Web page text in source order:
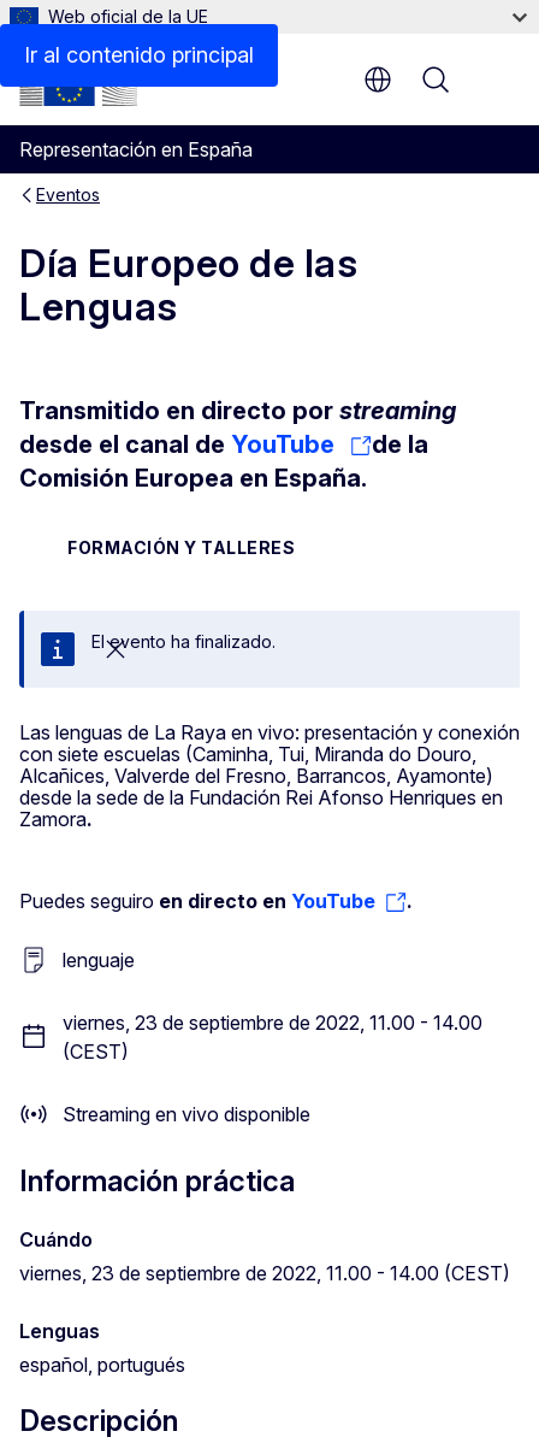
Ir al contenido principal
Web oficial de la UE
Representación en España
Menu
Eventos
Día Europeo de las
Lenguas
Transmitido en directo por streaming
desde el canal de YouTube
de la
Comisión Europea en España.
FORMACIÓN Y TALLERES
Cerrar
El evento ha finalizado.
Las lenguas de La Raya en vivo: presentación y conexión
con siete escuelas (Caminha, Tui, Miranda do Douro,
Alcañices, Valverde del Fresno, Barrancos, Ayamonte)
desde la sede de la Fundación Rei Afonso Henriques en
Zamora.
Puedes seguiro en directo en YouTube .
lenguaje
viernes, 23 de septiembre de 2022, 11.00 - 14.00
(CEST)
Streaming en vivo disponible
Información práctica
Cuándo
viernes, 23 de septiembre de 2022, 11.00 - 14.00 (CEST)
Lenguas
español, portugués
Descripción